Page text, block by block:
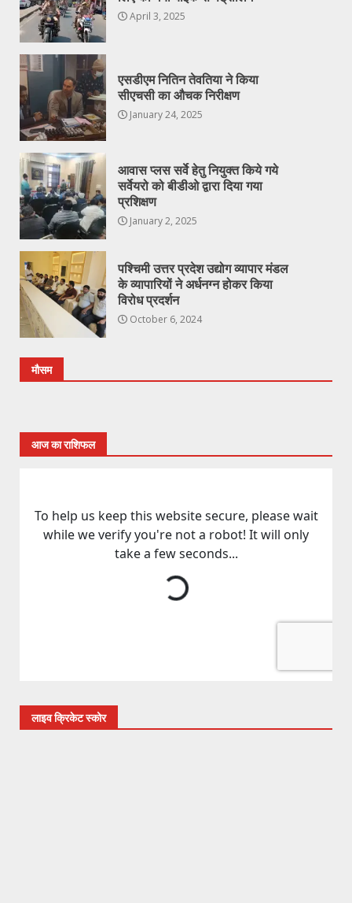
April 3, 2025
एसडीएम नितिन तेवतिया ने किया
सीएचसी का औचक निरीक्षण
January 24, 2025
आवास प्लस सर्वे हेतु नियुक्त किये गये
सर्वेयरो को बीडीओ द्वारा दिया गया
प्रशिक्षण
January 2, 2025
पश्चिमी उत्तर प्रदेश उद्योग व्यापार मंडल
के व्यापारियों ने अर्धनग्न होकर किया
विरोध प्रदर्शन
October 6, 2024
मौसम
आज का राशिफल
लाइव क्रिकेट स्कोर